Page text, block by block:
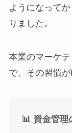
ようになって
りました。
本業のマーケ
で、その習慣が
📊 資金管理